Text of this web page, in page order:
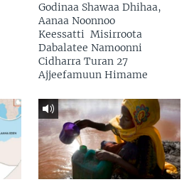
Godinaa Shawaa Dhihaa,
Aanaa Noonnoo
Keessatti Misirroota
Dabalatee Namoonni
Cidharra Turan 27
Ajjeefamuun Himame